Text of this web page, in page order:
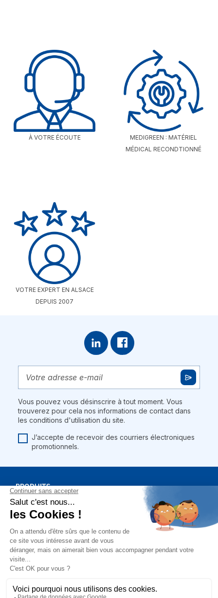
À VOTRE ÉCOUTE
MEDIGREEN : MATÉRIEL
MÉDICAL RECONDTIONNÉ
VOTRE EXPERT EN ALSACE
DEPUIS 2007
Vous pouvez vous désinscrire à tout moment. Vous
trouverez pour cela nos informations de contact dans
les conditions d'utilisation du site.
J’accepte de recevoir des courriers électroniques
promotionnels.
PRODUITS
BONS PLANS
NOTRE SOCIÉTÉ
MON COMPTE